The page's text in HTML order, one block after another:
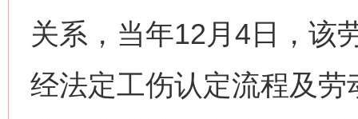
关系，当年12月4日，该
经法定工伤认定流程及